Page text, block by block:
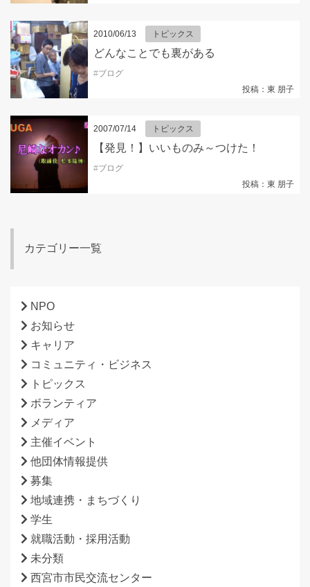
2010/06/13 トピックス
どんなことでも裏がある
#ブログ
投稿：東 朋子
2007/07/14 トピックス
【発見！】いいものみ～つけた！
#ブログ
投稿：東 朋子
カテゴリー一覧
NPO
お知らせ
キャリア
コミュニティ・ビジネス
トピックス
ボランティア
メディア
主催イベント
他団体情報提供
募集
地域連携・まちづくり
学生
就職活動・採用活動
未分類
西宮市市民交流センター